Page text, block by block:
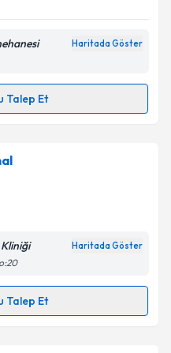
ilişkin
verilerimin belirtilen
kabul ediyorum.
Gönder
Haritada Göster
Talep Et
için randevu takvimi talebi
randevu almanız için bir
ile bilgilendireceğiz.
ilişkin
verilerimin belirtilen
Haritada Göster
Talep Et